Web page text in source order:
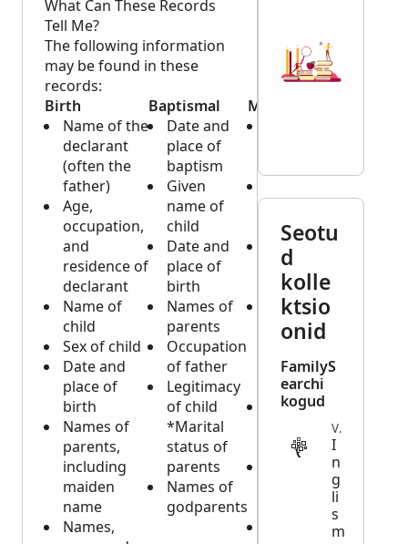
What Can These Records
Tell Me?
The following information
may be found in these
records:
Birth
Name of the
declarant
(often the
father)
Age,
occupation,
and
residence of
declarant
Name of
child
Sex of child
Date and
place of
birth
Names of
parents,
including
maiden
name
Names,
Baptismal
Date and
place of
baptism
Given
name of
child
Date and
place of
birth
Names of
parents
Occupation
of father
Legitimacy
of child
*Marital
status of
parents
Names of
godparents
Marriage
groom
Ages of
bride and
groom
Previous
marital
bride and
groom
Occupations
of bride and
groom
Residences
of bride and
Birthplaces
Seotu
d
kolle
ktsio
onid
FamilyS
earchi
kogud
VITAL
I
n
g
li
s
m